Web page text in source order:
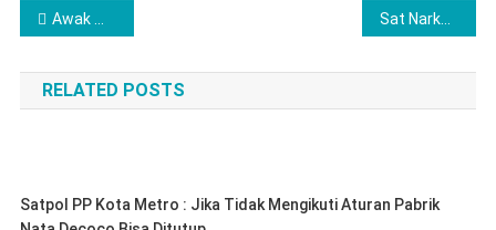
Navigasi
pos
Awak media kopdar bersama kasad serse dan kasad narkoba Polres Metro Sat Narkoba Polres Metro Polda Lampung Aman Kan Dua Pria Kedapatan Memiliki Sabu
RELATED POSTS
Satpol PP Kota Metro : Jika Tidak Mengikuti Aturan Pabrik